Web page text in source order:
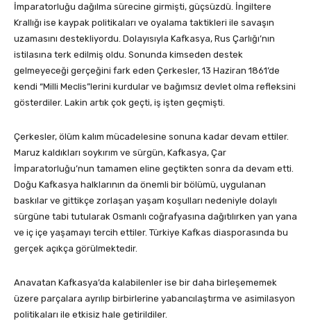
İmparatorluğu dağılma sürecine girmişti, güçsüzdü. İngiltere
Krallığı ise kaypak politikaları ve oyalama taktikleri ile savaşın
uzamasını destekliyordu. Dolayısıyla Kafkasya, Rus Çarlığı’nın
istilasına terk edilmiş oldu. Sonunda kimseden destek
gelmeyeceği gerçeğini fark eden Çerkesler, 13 Haziran 1861’de
kendi “Milli Meclis”lerini kurdular ve bağımsız devlet olma refleksini
gösterdiler. Lakin artık çok geçti, iş işten geçmişti.
Çerkesler, ölüm kalım mücadelesine sonuna kadar devam ettiler.
Maruz kaldıkları soykırım ve sürgün, Kafkasya, Çar
İmparatorluğu’nun tamamen eline geçtikten sonra da devam etti.
Doğu Kafkasya halklarının da önemli bir bölümü, uygulanan
baskılar ve gittikçe zorlaşan yaşam koşulları nedeniyle dolaylı
sürgüne tabi tutularak Osmanlı coğrafyasına dağıtılırken yan yana
ve iç içe yaşamayı tercih ettiler. Türkiye Kafkas diasporasında bu
gerçek açıkça görülmektedir.
Anavatan Kafkasya’da kalabilenler ise bir daha birleşememek
üzere parçalara ayrılıp birbirlerine yabancılaştırma ve asimilasyon
politikaları ile etkisiz hale getirildiler.